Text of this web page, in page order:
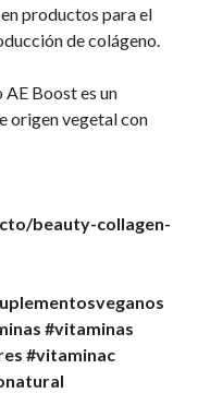
productos para el
de colágeno.
AE Boost es un
origen vegetal con
beauty-collagen-
#vitaminas
#vitaminac